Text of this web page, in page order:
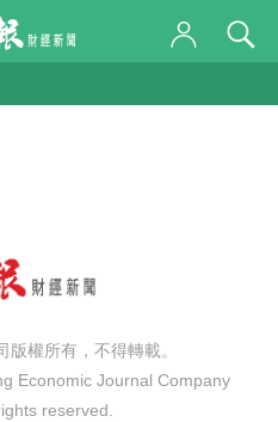
權所有，不得轉載。
Economic Journal Company
reserved.